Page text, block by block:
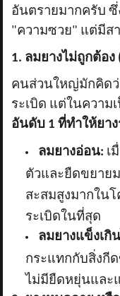
อันตรายมากครับ
"ความซวย" แต่มีส
1. ลมยางไม่ถูกต้อ
คนส่วนใหญ่มักคิดว่
ระเบิด แต่ในความ
อันดับ 1 ที่ทำให้ยา
ลมยางอ่อน: เ
ตัวและยืดขยาย
สะสมสูงมากในโ
ระเบิดในที่สุด
ลมยางแข็งเกิ
กระแทกกับสิ่งกี
ไม่มียืดหยุ่นและ